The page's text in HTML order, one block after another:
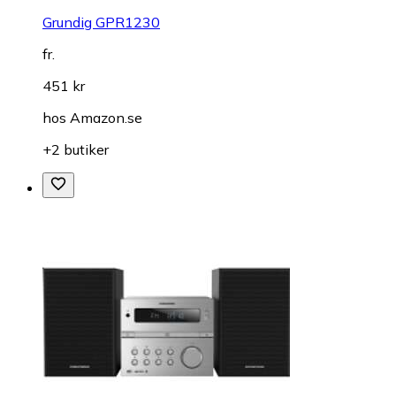
Grundig GPR1230
fr.
451 kr
hos Amazon.se
+2 butiker